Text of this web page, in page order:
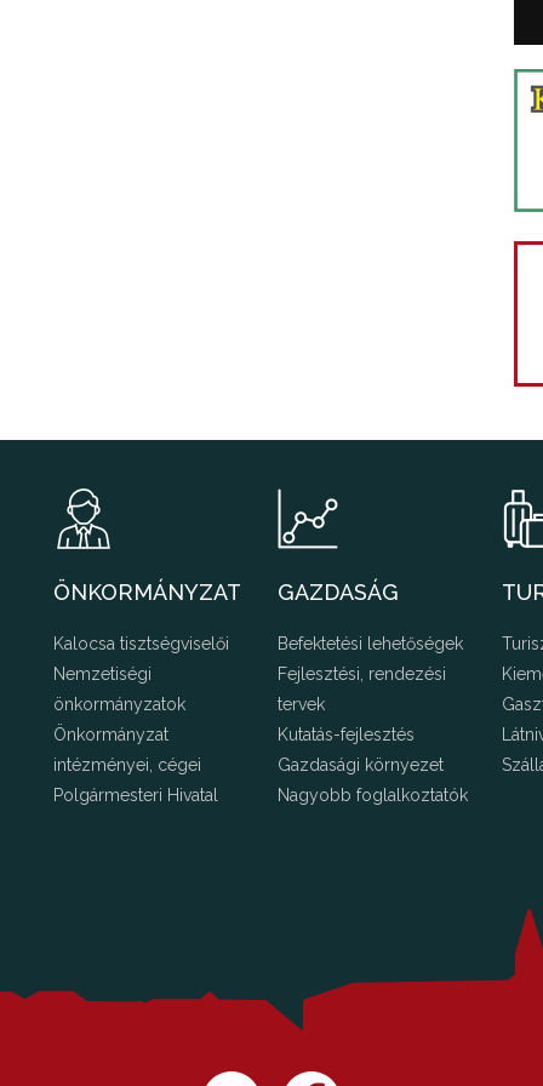
ÖNKORMÁNYZAT
Kalocsa tisztségviselői
Nemzetiségi
önkormányzatok
Önkormányzat
intézményei, cégei
Polgármesteri Hivatal
GAZDASÁG
Befektetési lehetőségek
Fejlesztési, rendezési
tervek
Kutatás-fejlesztés
Gazdasági környezet
Nagyobb foglalkoztatók